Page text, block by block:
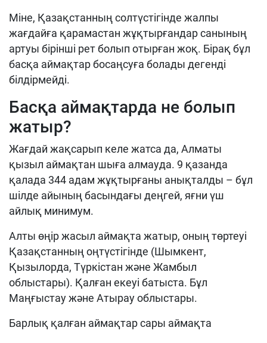
Міне, Қазақстанның солтүстігінде жалпы
жағдайға қарамастан жұқтырғандар санының
артуы бірінші рет болып отырған жоқ. Бірақ бұл
басқа аймақтар босаңсуға болады дегенді
білдірмейді.
Басқа аймақтарда не болып
жатыр?
Жағдай жақсарып келе жатса да, Алматы
қызыл аймақтан шыға алмауда. 9 қазанда
қалада 344 адам жұқтырғаны анықталды – бұл
шілде айының басындағы деңгей, яғни үш
айлық минимум.
Алты өңір жасыл аймақта жатыр, оның төртеуі
Қазақстанның оңтүстігінде (Шымкент,
Қызылорда, Түркістан және Жамбыл
облыстары). Қалған екеуі батыста. Бұл
Маңғыстау және Атырау облыстары.
Барлық қалған аймақтар сары аймақта